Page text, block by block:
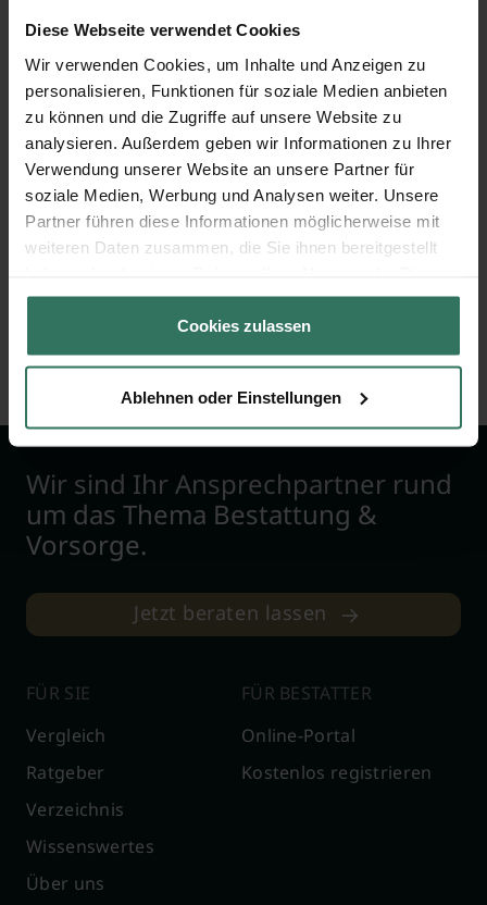
Diese Webseite verwendet Cookies
Wir verwenden Cookies, um Inhalte und Anzeigen zu
personalisieren, Funktionen für soziale Medien anbieten
zu können und die Zugriffe auf unsere Website zu
analysieren. Außerdem geben wir Informationen zu Ihrer
Verwendung unserer Website an unsere Partner für
soziale Medien, Werbung und Analysen weiter. Unsere
Partner führen diese Informationen möglicherweise mit
weiteren Daten zusammen, die Sie ihnen bereitgestellt
gesammelt haben.
Cookies zulassen
Ablehnen oder Einstellungen
Michelsrombacher Str. 1
36039 Fulda
L. Blum
Vogelsbergstr. 24
36137 Großenlüder
Wir sind Ihr Ansprechpartner rund
um das Thema Bestattung &
Vorsorge.
Jetzt beraten lassen
FÜR SIE
Vergleich
Ratgeber
Verzeichnis
Wissenswertes
Über uns
FÜR BESTATTER
Online-Portal
Kostenlos registrieren